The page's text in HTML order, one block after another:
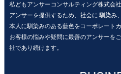
私どもアンサーコンサルティング株式会
アンサーを提供するため、社会に 馴染み
本人に馴染みのある藍色をコーポレート
お客様の悩みや疑問に最善のアンサーを
社であり続けます。